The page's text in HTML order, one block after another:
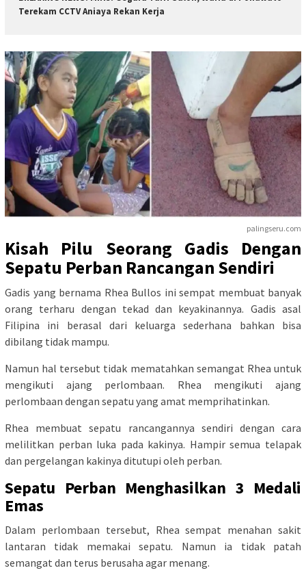
Terekam CCTV Aniaya Rekan Kerja
palingseru.com
Kisah Pilu Seorang Gadis Dengan
Sepatu Perban Rancangan Sendiri
Gadis yang bernama Rhea Bullos ini sempat membuat banyak
orang terharu dengan tekad dan keyakinannya. Gadis asal
Filipina ini berasal dari keluarga sederhana bahkan bisa
dibilang tidak mampu.
Namun hal tersebut tidak mematahkan semangat Rhea untuk
mengikuti ajang perlombaan. Rhea mengikuti ajang
perlombaan dengan sepatu yang amat memprihatinkan.
Rhea membuat sepatu rancangannya sendiri dengan cara
melilitkan perban luka pada kakinya. Hampir semua telapak
dan pergelangan kakinya ditutupi oleh perban.
Sepatu Perban Menghasilkan 3 Medali
Emas
Dalam perlombaan tersebut, Rhea sempat menahan sakit
lantaran tidak memakai sepatu. Namun ia tidak patah
semangat dan terus berusaha agar menang.